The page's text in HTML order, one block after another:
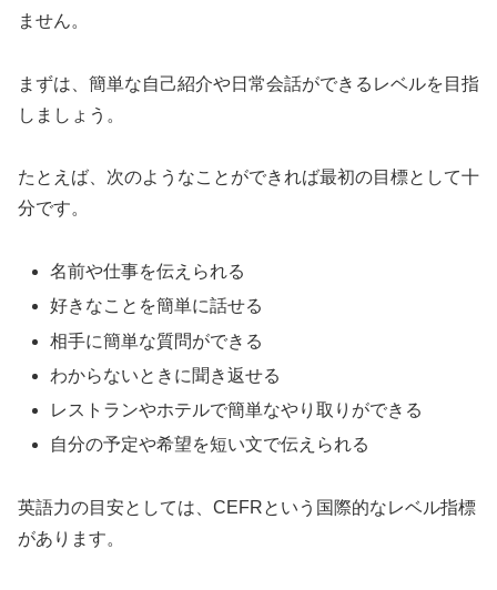
ません。
まずは、簡単な自己紹介や日常会話ができるレベルを目指
しましょう。
たとえば、次のようなことができれば最初の目標として十
分です。
名前や仕事を伝えられる
好きなことを簡単に話せる
相手に簡単な質問ができる
わからないときに聞き返せる
レストランやホテルで簡単なやり取りができる
自分の予定や希望を短い文で伝えられる
英語力の目安としては、CEFRという国際的なレベル指標
があります。